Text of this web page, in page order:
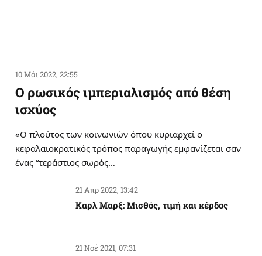
10 Μάι 2022, 22:55
Ο ρωσικός ιμπεριαλισμός από θέση
ισχύος
«Ο πλούτος των κοινωνιών όπου κυριαρχεί ο
κεφαλαιοκρατικός τρόπος παραγωγής εμφανίζεται σαν
ένας “τεράστιος σωρός…
21 Απρ 2022, 13:42
Καρλ Μαρξ: Μισθός, τιμή και κέρδος
21 Νοέ 2021, 07:31